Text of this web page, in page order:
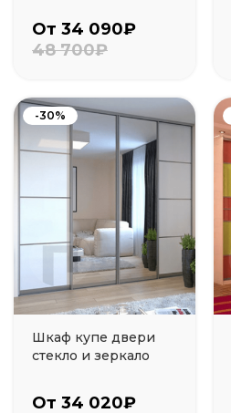
От 34 090₽
48 700₽
-30%
Шкаф купе двери
стекло и зеркало
От 34 020₽